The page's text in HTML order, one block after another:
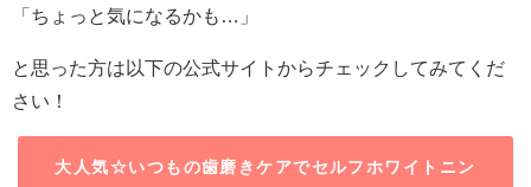
「ちょっと気になるかも 」
と思った方は以下の公式サイトからチェックしてみてくだ
さい！
大人気☆いつもの歯磨きケアでセルフホワイトニン